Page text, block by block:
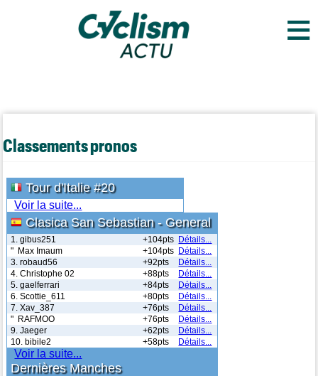
≡
Classements pronos
Tour d'Italie #20
Voir la suite...
Clasica San Sebastian - General
1. gibus251 Détails...
+104pts
" Max Imaum
Détails...
+104pts
3. robaud56
Détails...
+92pts
4. Christophe 02
Détails...
+88pts
5. gaelferrari
Détails...
+84pts
6. Scottie_611
Détails...
+80pts
7. Xav_387
Détails...
+76pts
" RAFMOO
Détails...
+76pts
9. Jaeger
Détails...
+62pts
10. bibile2
Détails...
+58pts
Voir la suite...
Dernières Manches